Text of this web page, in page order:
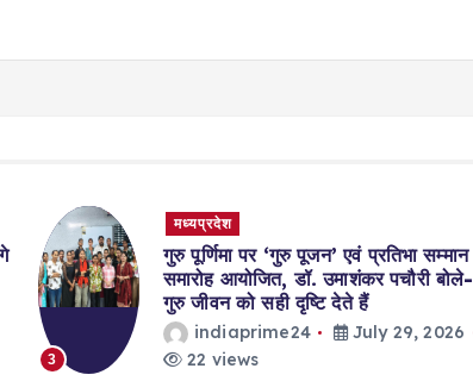
3
मध्यप्रदेश
गुरु पूर्णिमा पर ‘गुरु पूजन’ एवं प्रतिभा सम्मान
समारोह आयोजित, डॉ. उमाशंकर पचौरी बोले-
गुरु जीवन को सही दृष्टि देते हैं
indiaprime24
July 29, 2026
22 views